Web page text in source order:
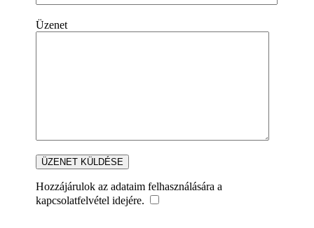
Üzenet
Hozzájárulok az adataim felhasználására a
kapcsolatfelvétel idejére.